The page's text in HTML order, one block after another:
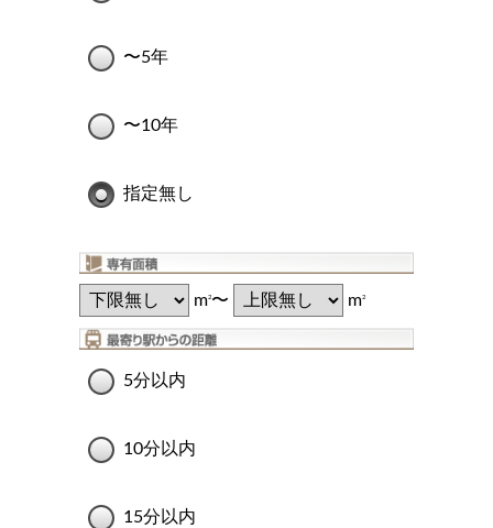
〜5年
〜10年
指定無し
m2〜 m2
5分以内
10分以内
15分以内